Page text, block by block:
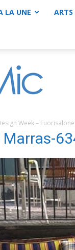
LA UNE ARTS
Week –